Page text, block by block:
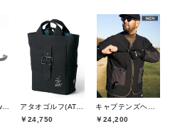
アタオゴルフ(ATAOGOLF)
￥24,750
￥24,200